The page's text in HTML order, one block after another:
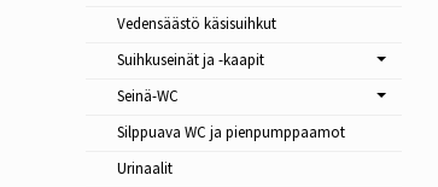
Vedensäästö käsisuihkut
Suihkuseinät ja -kaapit
Seinä-WC
Silppuava WC ja pienpumppaamot
Urinaalit